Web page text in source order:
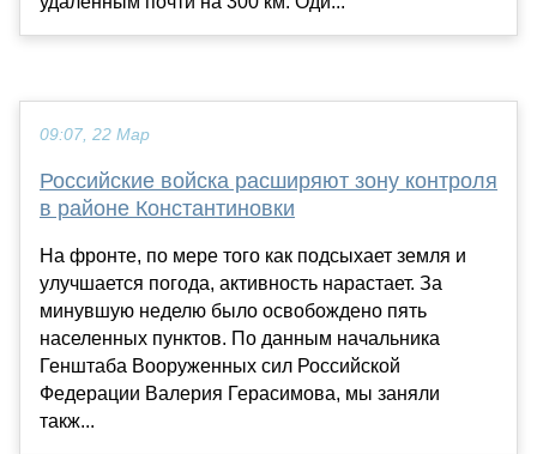
09:07, 22 Мар
Российские войска расширяют зону контроля
в районе Константиновки
На фронте, по мере того как подсыхает земля и
улучшается погода, активность нарастает. За
минувшую неделю было освобождено пять
населенных пунктов. По данным начальника
Генштаба Вооруженных сил Российской
Федерации Валерия Герасимова, мы заняли
такж...